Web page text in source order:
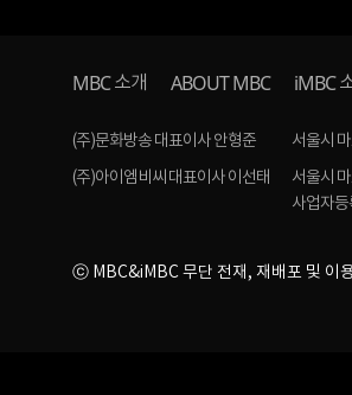
MBC소개 ABOUT MBC iMBC
(주)문화방송 대표이사 안형준 서울시
(주)아이엠비씨 대표이사 이선태
서울시
사업자
ⓒ MBC&iMBC 무단 전재, 재배포 및 이